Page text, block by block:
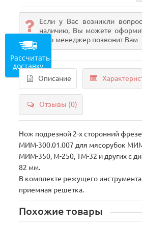
Если у Вас возникли
наличию, Вы можете
Наш менеджер позвонит Вам
Описание
Отзывы (0)
Нож подрезной 2-х сторонний
МИМ-300.01.007 для мясорубок
МИМ-350, М-250, ТМ-32 и других с
82 мм.
В комплекте режущего
приемная решетка.
Похожие товары
Рассчитать
доставку